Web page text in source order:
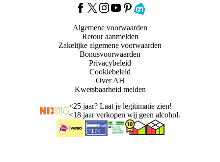
Algemene voorwaarden
Retour aanmelden
Zakelijke algemene voorwaarden
Bonusvoorwaarden
Privacybeleid
Cookiebeleid
Over AH
Kwetsbaarheid melden
<25 jaar? Laat je legitimatie zien!
<18 jaar verkopen wij geen alcohol.